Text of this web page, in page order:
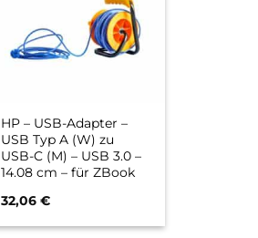
HP – USB-Adapter –
USB Typ A (W) zu
USB-C (M) – USB 3.0 –
14.08 cm – für ZBook
15u G6, 15v G5, 17 G4, 17
32,06€